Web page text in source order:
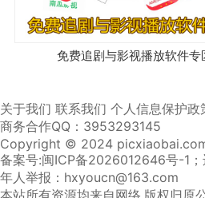
免费追剧与影视播放软件专
关于我们 联系我们 个人信息保护政
商务合作QQ：3953293145
Copyright © 2024
备案号:闽ICP备2026012646号-1
年人举报：hxyoucn@163.com
本站所有资源均来自网络,版权归原